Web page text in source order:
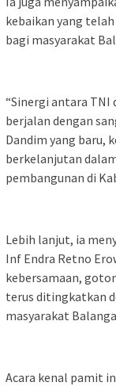
kebaikan yang
bagi masyarakat
“Sinergi antara TNI
berjalan dengan
Dandim yang baru,
berkelanjutan
pembangunan di
Lebih lanjut, ia
Inf Endra Retno
kebersamaan,
terus ditingkatkan
masyarakat
Acara kenal pamit